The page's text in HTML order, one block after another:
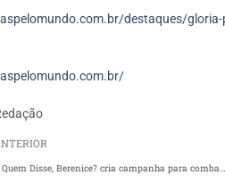
destaques/
Quem Disse, Berenice? cria campanha para combater a violência psicológica contra as mulheres